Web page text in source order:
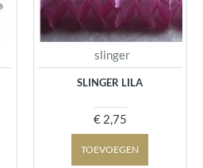
slinger
SLINGER LILA
€ 2,75
TOEVOEGEN